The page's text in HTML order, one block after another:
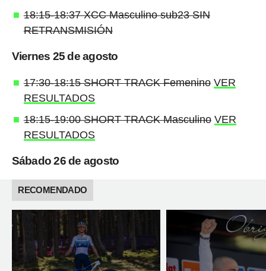
18:15-18:37 XCC Masculino sub23 SIN
RETRANSMISIÓN
Viernes 25 de agosto
17:30-18:15 SHORT TRACK Femenino VER
RESULTADOS
18:15-19:00 SHORT TRACK Masculino VER
RESULTADOS
Sábado 26 de agosto
RECOMENDADO